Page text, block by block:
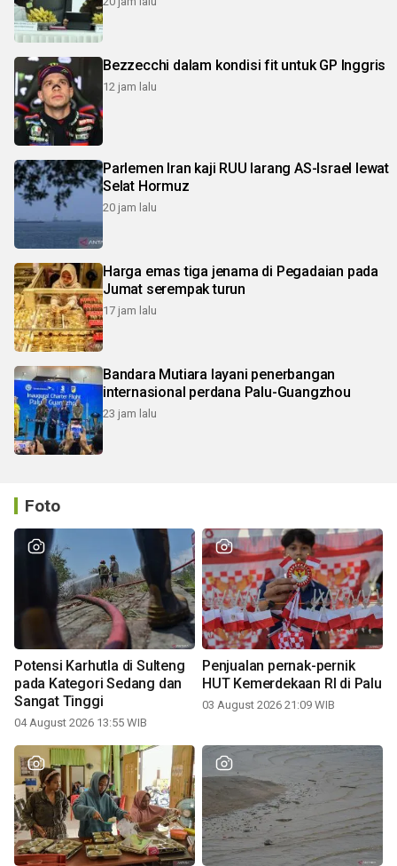
Bezzecchi dalam kondisi fit untuk GP Inggris
12 jam lalu
Parlemen Iran kaji RUU larang AS-Israel lewat
Selat Hormuz
20 jam lalu
Harga emas tiga jenama di Pegadaian pada
Jumat serempak turun
17 jam lalu
Bandara Mutiara layani penerbangan
internasional perdana Palu-Guangzhou
23 jam lalu
Foto
Potensi Karhutla di Sulteng
pada Kategori Sedang dan
Sangat Tinggi
04 August 2026 13:55 WIB
Penjualan pernak-pernik
HUT Kemerdekaan RI di Palu
03 August 2026 21:09 WIB